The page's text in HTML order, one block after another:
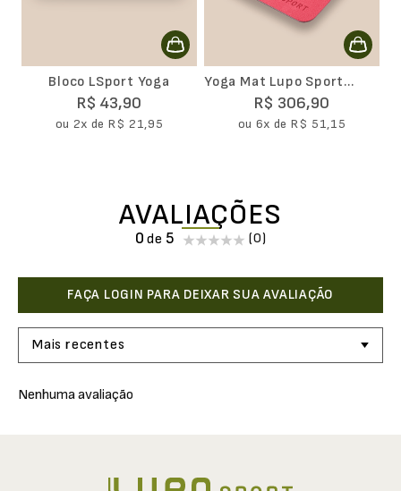
Bloco LSport Yoga
R$ 43,90
ou 2x de R$ 21,95
Yoga Mat Lupo Sport
(61x176cm)
R$ 306,90
ou 6x de R$ 51,15
AVALIAÇÕES
0 (0)
Mais recentes
Nenhuma avaliação